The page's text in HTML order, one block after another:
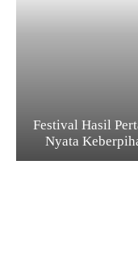
Festival Hasil
Nyata